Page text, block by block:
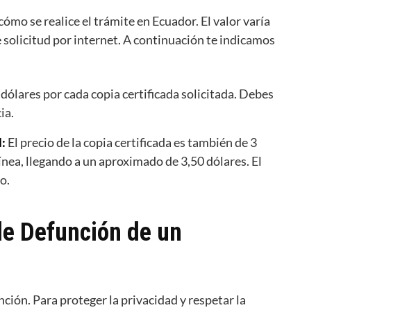
se realice el trámite en Ecuador. El valor varía
solicitud por internet. A continuación te indicamos
dólares por cada copia certificada solicitada. Debes
El precio de la copia certificada es también de 3
llegando a un aproximado de 3,50 dólares. El
Defunción de un
Para proteger la privacidad y respetar la